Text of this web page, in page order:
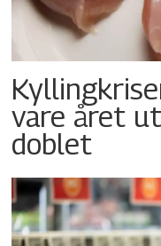
vare året
doblet